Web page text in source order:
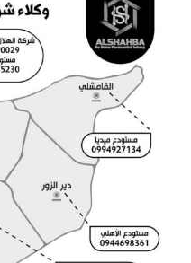
وكلاء شركة الشهباء
في